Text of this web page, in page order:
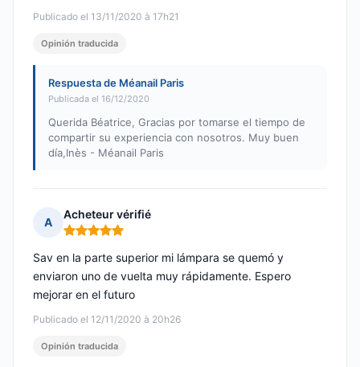
Publicado el 13/11/2020 à 17h21
Opinión traducida
Respuesta de Méanail Paris
Publicada el 16/12/2020
Querida Béatrice, Gracias por tomarse el tiempo de
compartir su experiencia con nosotros. Muy buen
día,Inès - Méanail Paris
A
Acheteur vérifié
Nota: 5 de 5
Publicado el 12/11/2020 à 20h26
Sav en la parte superior mi lámpara se quemó y
enviaron uno de vuelta muy rápidamente. Espero
mejorar en el futuro
Opinión traducida